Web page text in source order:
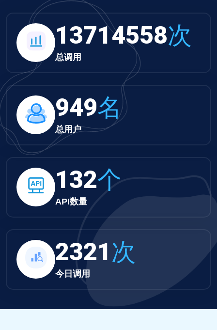
13714558次
总调用
949名
总用户
132个
API数量
2321次
今日调用